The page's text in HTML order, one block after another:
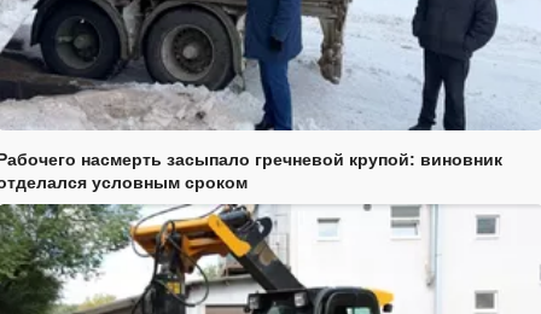
насмерть засыпало гречневой крупой: виновник
условным сроком